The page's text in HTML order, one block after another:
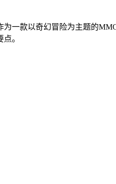
为一款以奇幻冒险为主题的
。